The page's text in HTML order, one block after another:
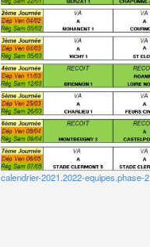
calendrier-2021.2022-equipes.phase-2